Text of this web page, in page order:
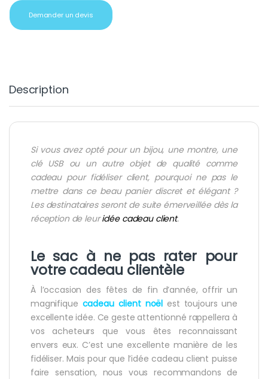
Demander un devis
Description
Si vous avez opté pour un bijou, une montre, une
clé USB ou un autre objet de qualité comme
cadeau pour fidéliser client, pourquoi ne pas le
mettre dans ce beau panier discret et élégant ?
Les destinataires seront de suite émerveillée dès la
réception de leuridée cadeau client.
Le sac à ne pas rater pour
votre cadeau clientèle
À l’occasion des fêtes de fin d’année, offrir un
magnifique cadeau client noël est toujours une
excellente idée. Ce geste attentionné rappellera à
vos acheteurs que vous êtes reconnaissant
envers eux. C’est une excellente manière de les
fidéliser. Mais pour que l’idée cadeau client puisse
faire sensation, nous vous recommandons de